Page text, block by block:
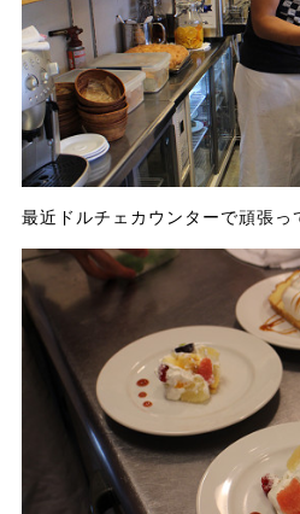
最近ドルチェカウンターで頑張っ